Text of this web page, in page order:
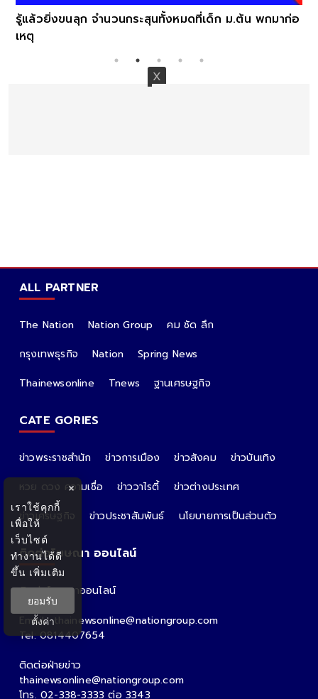
รู้แล้วยิ่งขนลุก จำนวนกระสุนทั้งหมดที่เด็ก ม.ต้น พกมาก่อ
เหตุ
ALL PARTNER
The Nation Nation Group
คม ชัด ลึก
กรุงเทพธุรกิจ
Nation
Spring News
Thainewsonline
Tnews ฐานเศรษฐกิจ
CATE GORIES
ข่าวพระราชสำนัก ข่าวการเมือง ข่าวสังคม
ข่าวบันเทิง
หวย ดวง ความเชื่อ
ข่าววาไรตี้
ข่าวต่างประเทศ
ข่าวเศรษฐกิจ
ข่าวประชาสัมพันธ์ นโยบายการเป็นส่วนตัว
ติดต่อโฆษณา ออนไลน์
ติดต่อโฆษณาออนไลน์
คุณอ้อ
Email : thainewsonline@nationgroup.com
Tel: 0814407654
ติดต่อฝ่ายข่าว
thainewsonline@nationgroup.com
โทร. 02-338-3333 ต่อ 3343
×
เราใช้คุกกี้
เพื่อให้
เว็บไซต์
ทำงานได้ดี
ขึ้น เพิ่มเติม
ยอมรับ
ตั้งค่า